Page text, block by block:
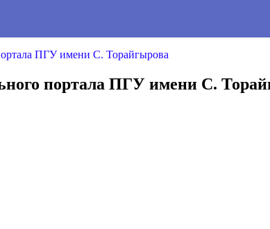
ПГУ имени С. Торайгырова
портала ПГУ имени С.